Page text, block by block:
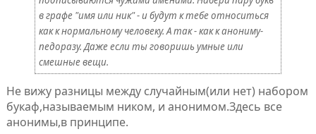
в графе "имя или ник" - и будут к тебе относиться
как к нормальному человеку. А так - как к анониму-
педоразу. Даже если ты говоришь умные или
смешные вещи.
Не вижу разницы между случайным(или нет) набором
букаф,называемым ником, и анонимом.Здесь все
анонимы,в принципе.